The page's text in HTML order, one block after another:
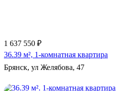
1 637 550 ₽
36.39 м², 1-комнатная квартира
Брянск, ул Желябова, 47